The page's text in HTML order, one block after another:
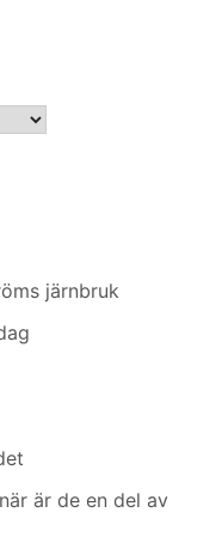
järnbruk
är de en del av